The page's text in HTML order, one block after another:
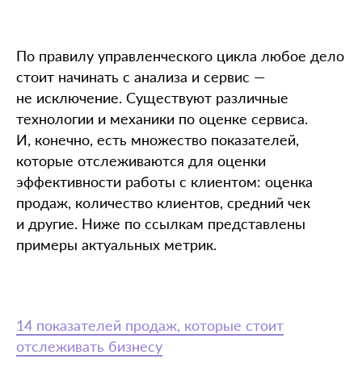
По правилу управленческого цикла любое дело
стоит начинать с анализа и сервис —
не исключение. Существуют различные
технологии и механики по оценке сервиса.
И, конечно, есть множество показателей,
которые отслеживаются для оценки
эффективности работы с клиентом: оценка
продаж, количество клиентов, средний чек
и другие. Ниже по ссылкам представлены
примеры актуальных метрик.
14 показателей продаж, которые стоит
отслеживать бизнесу